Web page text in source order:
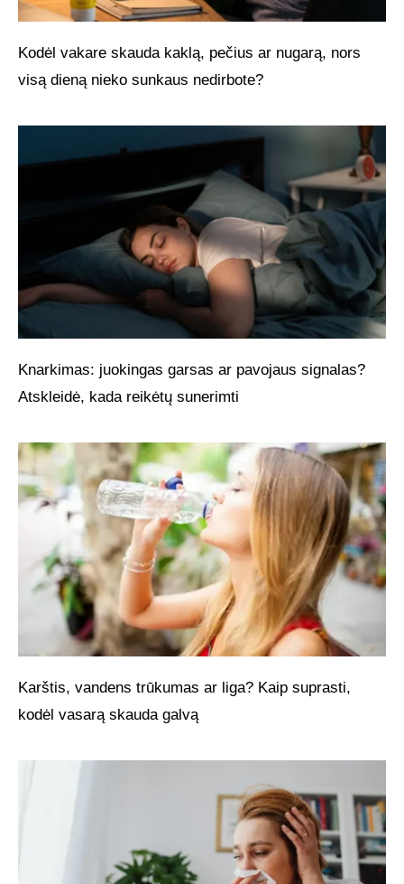
Kodėl vakare skauda kaklą, pečius ar nugarą, nors
visą dieną nieko sunkaus nedirbote?
Knarkimas: juokingas garsas ar pavojaus signalas?
Atskleidė, kada reikėtų sunerimti
Karštis, vandens trūkumas ar liga? Kaip suprasti,
kodėl vasarą skauda galvą